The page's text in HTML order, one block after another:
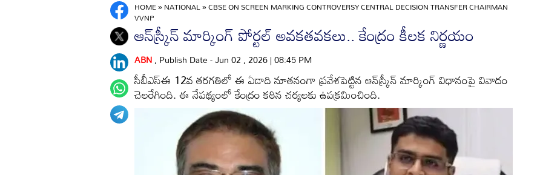
HOME»NATIONAL»CBSE ON SCREEN MARKING CONTROVERSY CENTRAL DECISION TRANSFER CHAIRMAN
VVNP
ఆన్‌స్క్రీన్ మార్కింగ్‌ పోర్టల్ అవకతవకలు.. కేంద్రం కీలక నిర్ణయం
ABN, Publish Date - Jun 02 , 2026 | 08:45 PM
సీబీఎస్‌ఈ 12వ తరగతిలో ఈ ఏడాది నూతనంగా ప్రవేశపెట్టిన ఆన్‌స్క్రీన్ మార్కింగ్ విధానంపై వివాదం
చెలరేగింది. ఈ నేపథ్యంలో కేంద్రం కఠిన చర్యలకు ఉపక్రమించింది.